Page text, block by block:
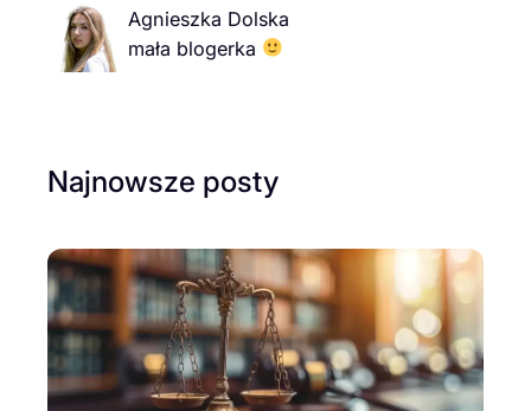
Agnieszka Dolska
mała blogerka
Najnowsze posty